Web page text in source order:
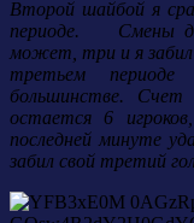
Второй шайбой я
периоде. Смены
может, три и я
третьем
большинстве.
остается 6
последней минуте
забил свой третий